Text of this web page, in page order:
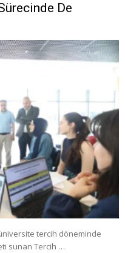
De
tercih döneminde
sunan Tercih …